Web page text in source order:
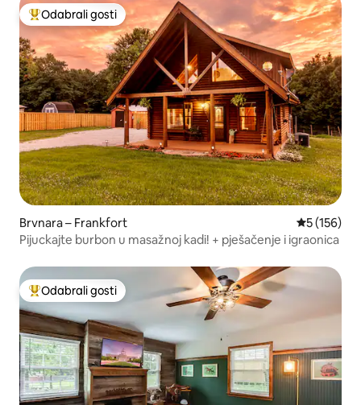
Među najviše rangiranima s oznakom „Odabrali gosti”
Odabrali gosti
Brvnara – Frankfort Prosječna
5 (156)
Pijuckajte burbon u masažnoj kadi! + pješačenje i igraonica
Među najviše rangiranima s oznakom „Odabrali gosti”
Odabrali gosti